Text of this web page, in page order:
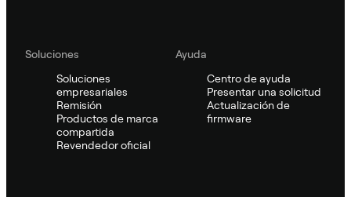
Soluciones
Soluciones
empresariales
Remisión
Productos de marca
compartida
Revendedor oficial
Ayuda
Centro de ayuda
Presentar una solicitud
Actualización de
firmware